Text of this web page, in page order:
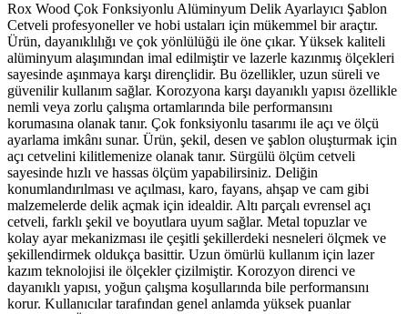
Rox Wood Çok Fonksiyonlu Alüminyum Delik Ayarlayıcı Şablon
Cetveli profesyoneller ve hobi ustaları için mükemmel bir araçtır.
Ürün, dayanıklılığı ve çok yönlülüğü ile öne çıkar. Yüksek kaliteli
alüminyum alaşımından imal edilmiştir ve lazerle kazınmış ölçekleri
sayesinde aşınmaya karşı dirençlidir. Bu özellikler, uzun süreli ve
güvenilir kullanım sağlar. Korozyona karşı dayanıklı yapısı özellikle
nemli veya zorlu çalışma ortamlarında bile performansını
korumasına olanak tanır. Çok fonksiyonlu tasarımı ile açı ve ölçü
ayarlama imkânı sunar. Ürün, şekil, desen ve şablon oluşturmak için
açı cetvelini kilitlemenize olanak tanır. Sürgülü ölçüm cetveli
sayesinde hızlı ve hassas ölçüm yapabilirsiniz. Deliğin
konumlandırılması ve açılması, karo, fayans, ahşap ve cam gibi
malzemelerde delik açmak için idealdir. Altı parçalı evrensel açı
cetveli, farklı şekil ve boyutlara uyum sağlar. Metal topuzlar ve
kolay ayar mekanizması ile çeşitli şekillerdeki nesneleri ölçmek ve
şekillendirmek oldukça basittir. Uzun ömürlü kullanım için lazer
kazım teknolojisi ile ölçekler çizilmiştir. Korozyon direnci ve
dayanıklı yapısı, yoğun çalışma koşullarında bile performansını
korur. Kullanıcılar tarafından genel anlamda yüksek puanlar